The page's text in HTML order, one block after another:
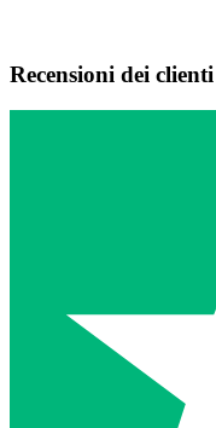
Recensioni dei clienti